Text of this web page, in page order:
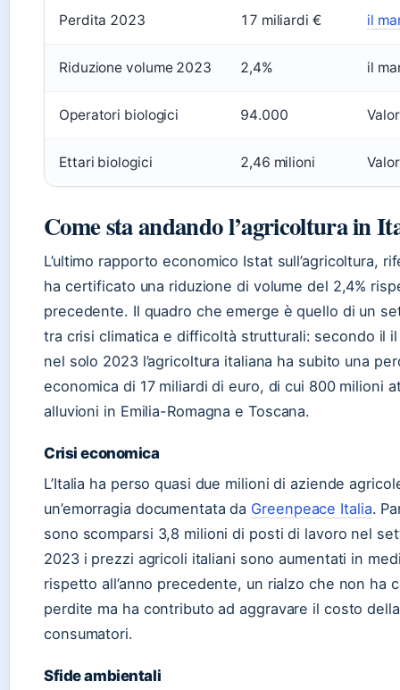
Perdita 2023 17 miliardi € il
Riduzione volume 2023 2,4% il
Operatori biologici 94.000
Ettari biologici 2,46 milioni
Come sta andando l’agricoltura in
L’ultimo rapporto economico Istat sull’agricoltura,
ha certificato una riduzione di volume del 2,4%
precedente. Il quadro che emerge è quello di un
tra crisi climatica e difficoltà strutturali: secondo il
nel solo 2023 l’agricoltura italiana ha subito una
economica di 17 miliardi di euro, di cui 800 milioni
alluvioni in Emilia-Romagna e Toscana.
Crisi economica
L’Italia ha perso quasi due milioni di aziende
un’emorragia documentata da Greenpeace Italia.
sono scomparsi 3,8 milioni di posti di lavoro nel
2023 i prezzi agricoli italiani sono aumentati in
rispetto all’anno precedente, un rialzo che non ha
perdite ma ha contributo ad aggravare il costo
consumatori.
Sfide ambientali